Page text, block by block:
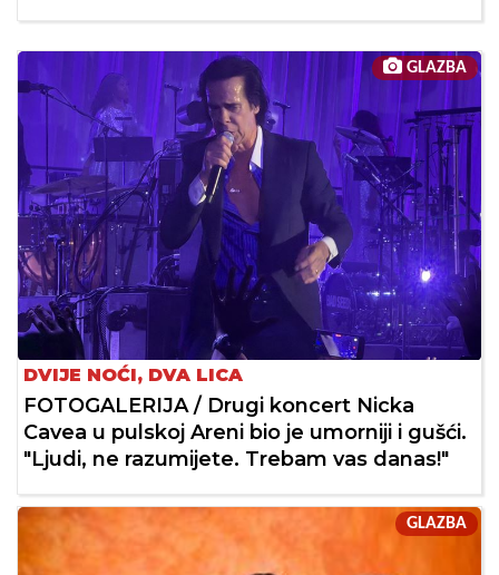
GLAZBA
DVIJE NOĆI, DVA LICA
FOTOGALERIJA / Drugi koncert Nicka
Cavea u pulskoj Areni bio je umorniji i gušći.
"Ljudi, ne razumijete. Trebam vas danas!"
GLAZBA